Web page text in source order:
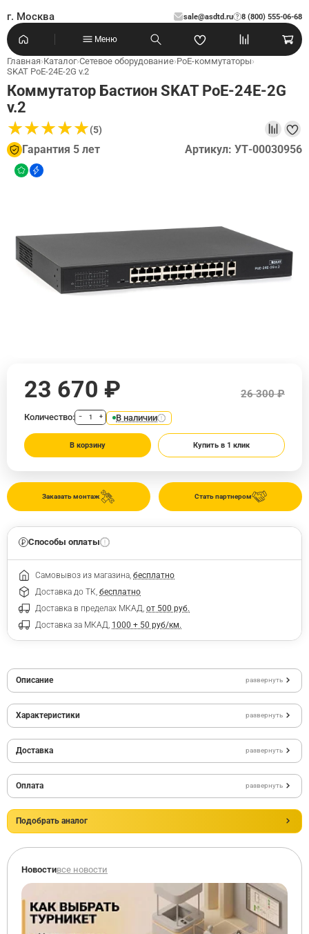
г. Москва sale@asdtd.ru 8 (800) 555-06-68
?
Меню
Главная›Каталог›Сетевое оборудование›PoE-коммутаторы›
SKAT PoE-24E-2G v.2
Коммутатор Бастион SKAT PoE-24E-2G
v.2
★★★★★
★★★★★(5)
Гарантия 5 лет Артикул: УТ-00030956
Стать партнером
Заказать монтаж
23 670 ₽ 26 300 ₽
Количество: − + В наличии
В корзину Купить в 1 клик
Способы оплаты
Самовывоз из магазина, бесплатно
Доставка до ТК, бесплатно
Доставка в пределах МКАД, от 500 руб.
Доставка за МКАД, 1000 + 50 руб/км.
Описание развернуть
Характеристики развернуть
Доставка развернуть
Оплата развернуть
Подобрать аналог
Новостивсе новости